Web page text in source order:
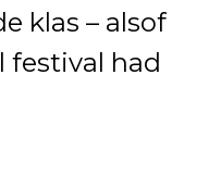
klas – alsof
festival had